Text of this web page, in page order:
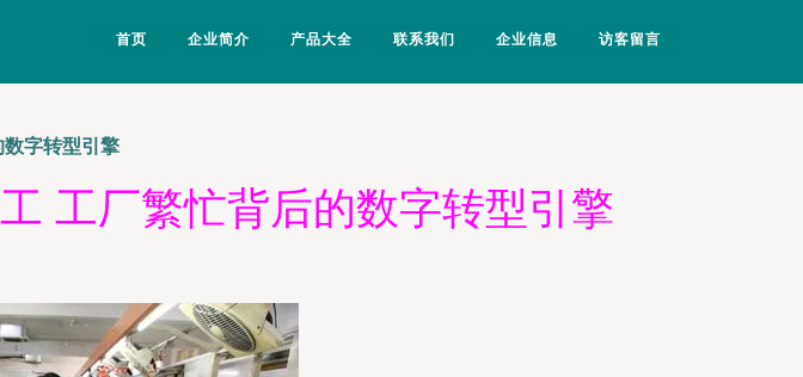
首页 企业简介 产品大全 联系我们 企业信息 访客留言
字转型引擎
工厂繁忙背后的数字转型引擎